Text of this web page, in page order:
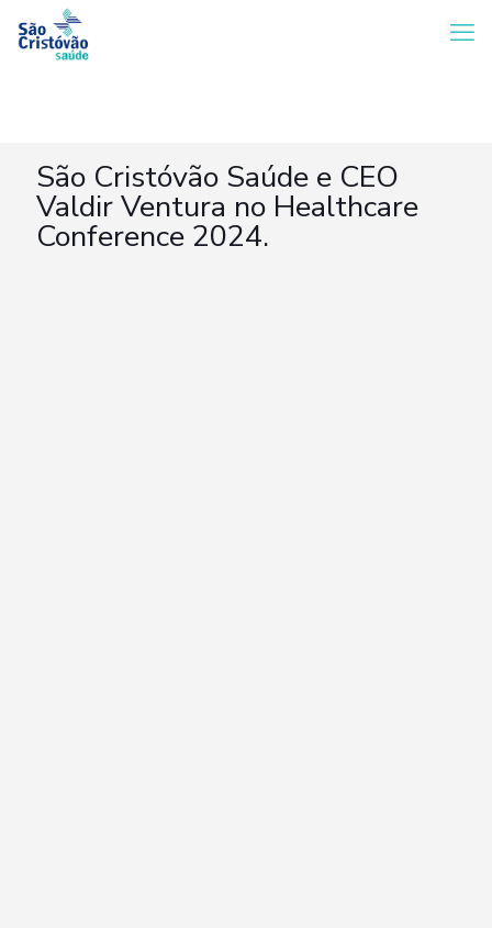
São Cristóvão Saúde e CEO
Valdir Ventura no Healthcare
Conference 2024.